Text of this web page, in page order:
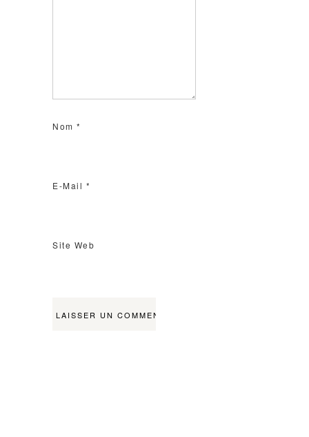
Nom*
E-Mail *
Site Web